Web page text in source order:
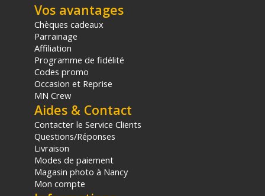
Vos avantages
Chèques cadeaux
Parrainage
Affiliation
Programme de fidélité
Codes promo
Occasion et Reprise
MN Crew
Aides & Contact
Contacter le Service Clients
Questions/Réponses
Livraison
Modes de paiement
Magasin photo à Nancy
Mon compte